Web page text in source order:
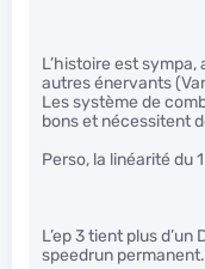
L’histoire est
autres énervants
Les système de
bons et nécessitent
Perso, la linéarité du
L’ep 3 tient plus
speedrun